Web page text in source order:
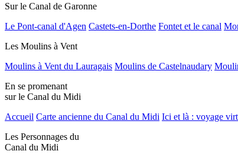
Sur le Canal de Garonne
Le Pont-canal d'Agen Castets-en-Dorthe Fontet et le canal
Les Moulins à Vent
Moulins à Vent du Lauragais Moulins de Castelnaudary
En se promenant
sur le Canal du Midi
Accueil Carte ancienne du Canal du Midi Ici et là : voyage
Les Personnages du
Canal du Midi